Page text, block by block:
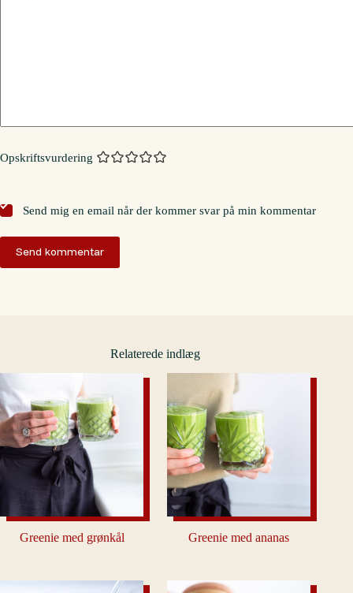
Opskriftsvurdering
Send mig en email når der kommer svar på min kommentar
Send kommentar
Relaterede indlæg
Greenie med grønkål Greenie med ananas